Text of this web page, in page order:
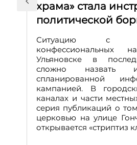
храма» стала
политической
Ситуацию с
конфессиональных
Ульяновске в
сложно назвать
спланированной
кампанией. В
каналах и части
серия публикаций о
церковью на улице
открывается «стриптиз